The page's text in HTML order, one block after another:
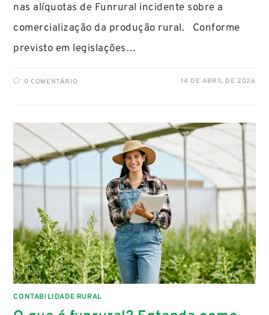
nas alíquotas de Funrural incidente sobre a
comercialização da produção rural. Conforme
previsto em legislações…
0 COMENTÁRIO 14 DE ABRIL DE 2026
CONTABILIDADE RURAL